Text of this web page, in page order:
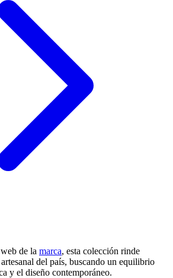
de la marca, esta colección rinde
del país, buscando un equilibrio
y el diseño contemporáneo.